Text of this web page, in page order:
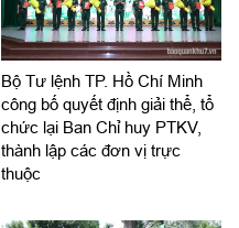
Bộ Tư lệnh TP. Hồ Chí Minh
công bố quyết định giải thể, tổ
chức lại Ban Chỉ huy PTKV,
thành lập các đơn vị trực
thuộc